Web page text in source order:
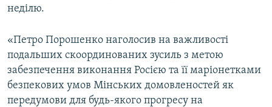
ВІДЕОУРОКИ «ELIFBE»
ІНФОГРАФІКА
Русский
Qırımtatar
ДОЛУЧАЙСЯ!
неділю.
«Петро Порошенко наголосив на важливості
подальших скоординованих зусиль з метою
забезпечення виконання Росією та її маріонетками
безпекових умов Мінських домовленостей як
передумови для будь-якого прогресу на